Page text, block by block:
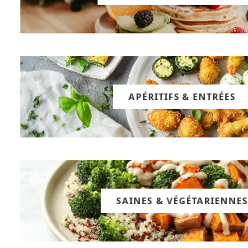
APÉRITIFS & ENTRÉES
SAINES & VÉGÉTARIENNES